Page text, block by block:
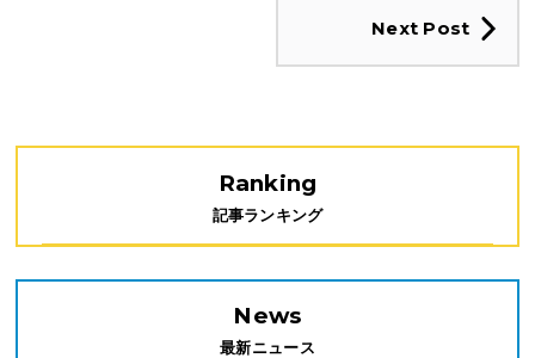
Next Post
Ranking
記事ランキング
News
最新ニュース